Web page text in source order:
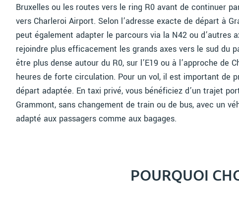
Bruxelles ou les routes vers le ring R0 avant de continuer
vers Charleroi Airport. Selon l’adresse exacte de départ à
peut également adapter le parcours via la N42 ou d’autres
rejoindre plus efficacement les grands axes vers le sud du
être plus dense autour du R0, sur l’E19 ou à l’approche de
heures de forte circulation. Pour un vol, il est important de
départ adaptée. En taxi privé, vous bénéficiez d’un trajet
Grammont, sans changement de train ou de bus, avec un
adapté aux passagers comme aux bagages.
POURQUOI